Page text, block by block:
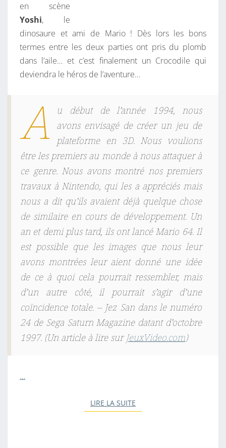
en scène
Yoshi, le
dinosaure et ami de Mario ! Dès lors les bons
termes entre les deux parties ont pris du plomb
dans l’aile… et c’est finalement un Crocodile qui
deviendra le héros de l’aventure…
A u début de l’année 1994, nous
avons envisagé de créer un jeu de
plateforme en 3D. Nous voulions
être les premiers au monde à nous attaquer à
ce genre. Nous avons montré nos premiers
travaux à Nintendo, qui les a appréciés mais
nous a dit qu’ils avaient déjà quelque chose
de similaire en cours de développement. Un
an et demi plus tard, ils ont lancé Mario 64. Il
est possible que les images que nous leur
avons montrées leur aient donné une idée
de ce à quoi cela pourrait ressembler, mais
d’un autre côté, il pourrait s’agir d’une
coïncidence totale. – Jez San dans le numéro
24 de Sega Saturn Magazine datant d’octobre
1997. (Un article à lire surJeuxVideo.com)
…
LIRE LA SUITE